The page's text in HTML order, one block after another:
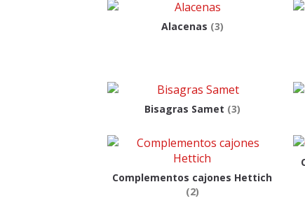
Alacenas (3)
Bisagras Samet (3)
Complementos cajones Hettich
(2)